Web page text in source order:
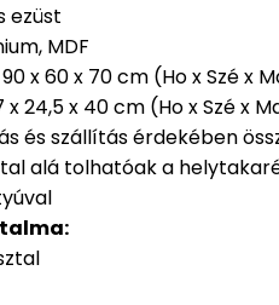
ezüst
MDF
x 60 x 70 cm (Ho x Szé x
24,5 x 40 cm (Ho x Szé x
és szállítás érdekében
alá tolhatóak a